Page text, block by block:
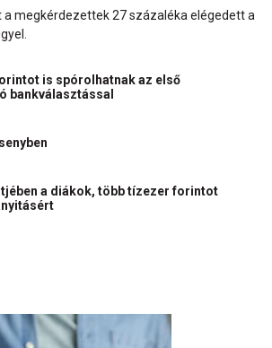
a megkérdezettek 27 százaléka elégedett a
is spórolhatnak az első
bankválasztással
a diákok, több tízezer forintot